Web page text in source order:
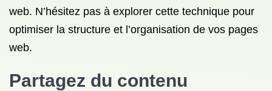
web. N’hésitez pas à explorer cette technique pour
optimiser la structure et l’organisation de vos pages
web.
Partagez du contenu